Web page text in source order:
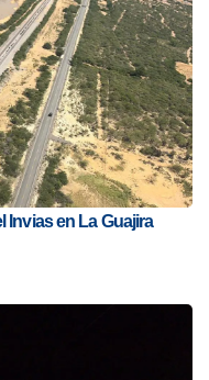
Invias en La Guajira